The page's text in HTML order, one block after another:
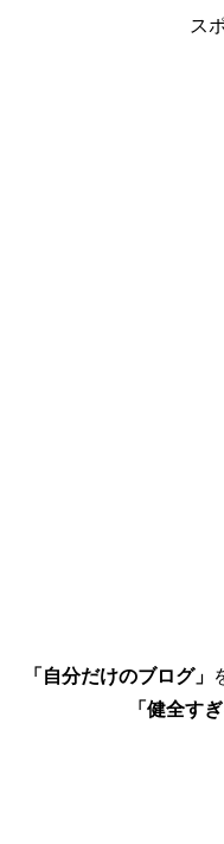
ス
「自分だけのブログ」
「健全すぎ